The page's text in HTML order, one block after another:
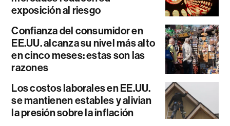
exposición al riesgo
Confianza del consumidor en
EE.UU. alcanza su nivel más alto
en cinco meses: estas son las
razones
Los costos laborales en EE.UU.
se mantienen estables y alivian
la presión sobre la inflación